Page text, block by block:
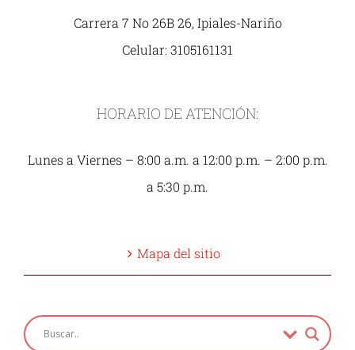
Carrera 7 No 26B 26, Ipiales-Nariño
Celular: 3105161131
HORARIO DE ATENCIÓN:
Lunes a Viernes – 8:00 a.m. a 12:00 p.m. – 2:00 p.m.
a 5:30 p.m.
Mapa del sitio